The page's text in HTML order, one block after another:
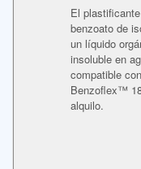
El
benzoato de
un líquido
insoluble en
compatible
Benzoflex™
alquilo.